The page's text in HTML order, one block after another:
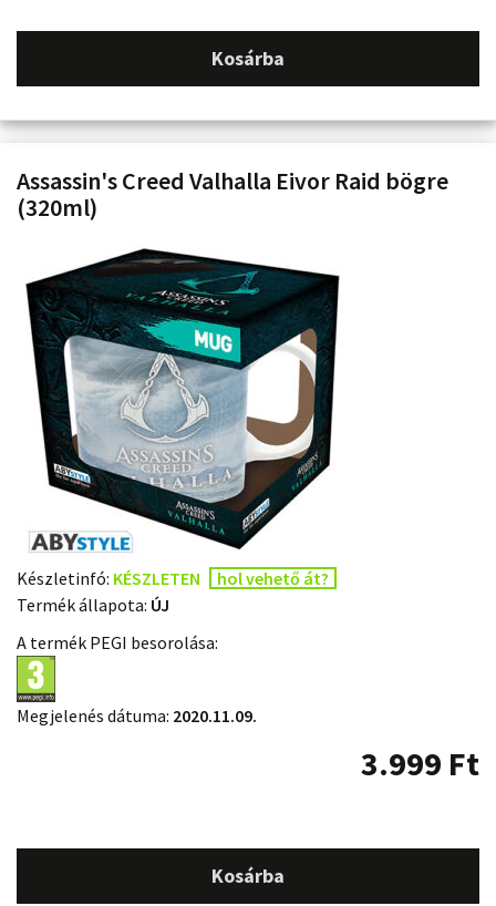
Kosárba
Assassin's Creed Valhalla Eivor Raid bögre
(320ml)
Készletinfó: KÉSZLETEN
hol vehető át?
Termék állapota: ÚJ
A termék PEGI besorolása:
Megjelenés dátuma: 2020.11.09.
3.999 Ft
Kosárba